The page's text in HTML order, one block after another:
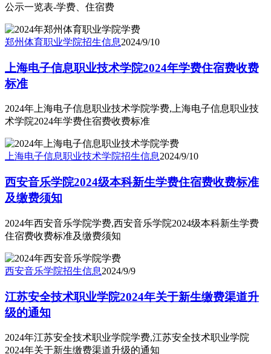
公示一览表-学费、住宿费
郑州体育职业学院招生信息2024/9/10
上海电子信息职业技术学院2024年学费住宿费收费
标准
2024年上海电子信息职业技术学院学费,上海电子信息职业技
术学院2024年学费住宿费收费标准
上海电子信息职业技术学院招生信息2024/9/10
西安音乐学院2024级本科新生学费住宿费收费标准
及缴费须知
2024年西安音乐学院学费,西安音乐学院2024级本科新生学费
住宿费收费标准及缴费须知
西安音乐学院招生信息2024/9/9
江苏安全技术职业学院2024年关于新生缴费渠道升
级的通知
2024年江苏安全技术职业学院学费,江苏安全技术职业学院
2024年关于新生缴费渠道升级的通知